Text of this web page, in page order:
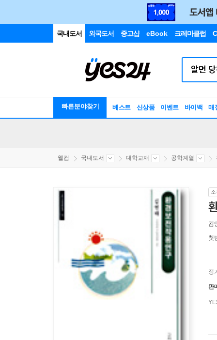
국내도서 외국도서 중고샵 eBook 크레마클럽
빠른분야찾기 베스트 신상품 이벤트 바이백 매
웰컴 국내도서 대학교재 공학계열
김
첫
정
판